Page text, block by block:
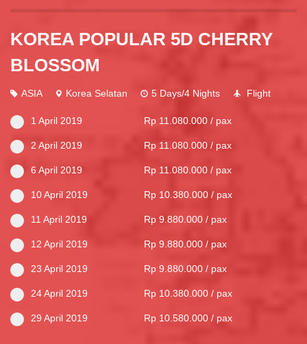
KOREA POPULAR 5D CHERRY
BLOSSOM
ASIA Korea Selatan 5 Days/4 Nights Flight
1 April 2019 Rp 11.080.000 / pax
2 April 2019 Rp 11.080.000 / pax
6 April 2019 Rp 11.080.000 / pax
10 April 2019 Rp 10.380.000 / pax
11 April 2019 Rp 9.880.000 / pax
12 April 2019 Rp 9.880.000 / pax
23 April 2019 Rp 9.880.000 / pax
24 April 2019 Rp 10.380.000 / pax
29 April 2019 Rp 10.580.000 / pax